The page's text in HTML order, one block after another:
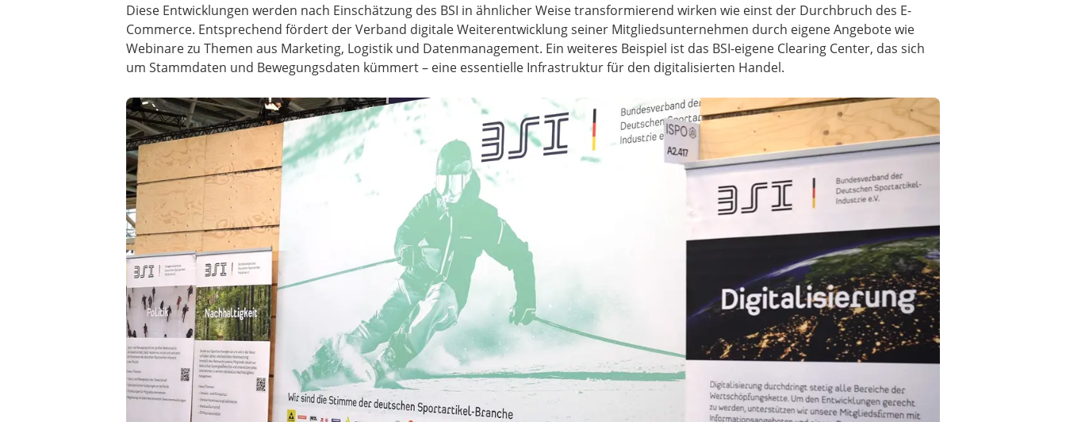
Diese Entwicklungen werden nach Einschätzung des BSI in ähnlicher Weise transformierend wirken wie einst der Durchbruch des E-
Commerce. Entsprechend fördert der Verband digitale Weiterentwicklung seiner Mitgliedsunternehmen durch eigene Angebote wie
Webinare zu Themen aus Marketing, Logistik und Datenmanagement. Ein weiteres Beispiel ist das BSI-eigene Clearing Center, das sich
um Stammdaten und Bewegungsdaten kümmert – eine essentielle Infrastruktur für den digitalisierten Handel.